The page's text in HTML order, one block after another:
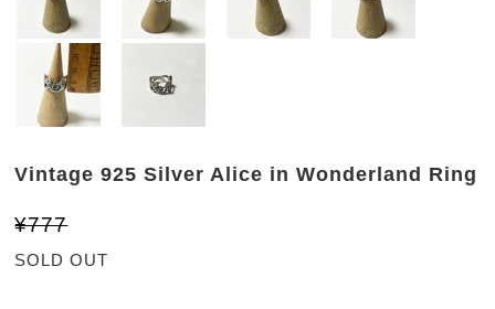
Vintage 925 Silver Alice in Wonderland Ring
¥777
SOLD OUT